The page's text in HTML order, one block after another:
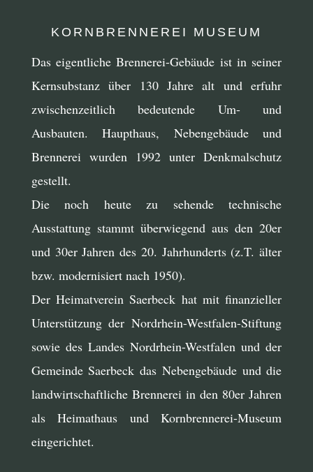
KORNBRENNEREI MUSEUM
Das eigentliche Brennerei-Gebäude ist in seiner
Kernsubstanz über 130 Jahre alt und erfuhr
zwischenzeitlich bedeutende Um- und
Ausbauten. Haupthaus, Nebengebäude und
Brennerei wurden 1992 unter Denkmalschutz
gestellt.
Die noch heute zu sehende technische
Ausstattung stammt überwiegend aus den 20er
und 30er Jahren des 20. Jahrhunderts (z.T. älter
bzw. modernisiert nach 1950).
Der Heimatverein Saerbeck hat mit finanzieller
Unterstützung der Nordrhein-Westfalen-Stiftung
sowie des Landes Nordrhein-Westfalen und der
Gemeinde Saerbeck das Nebengebäude und die
landwirtschaftliche Brennerei in den 80er Jahren
als Heimathaus und Kornbrennerei-Museum
eingerichtet.